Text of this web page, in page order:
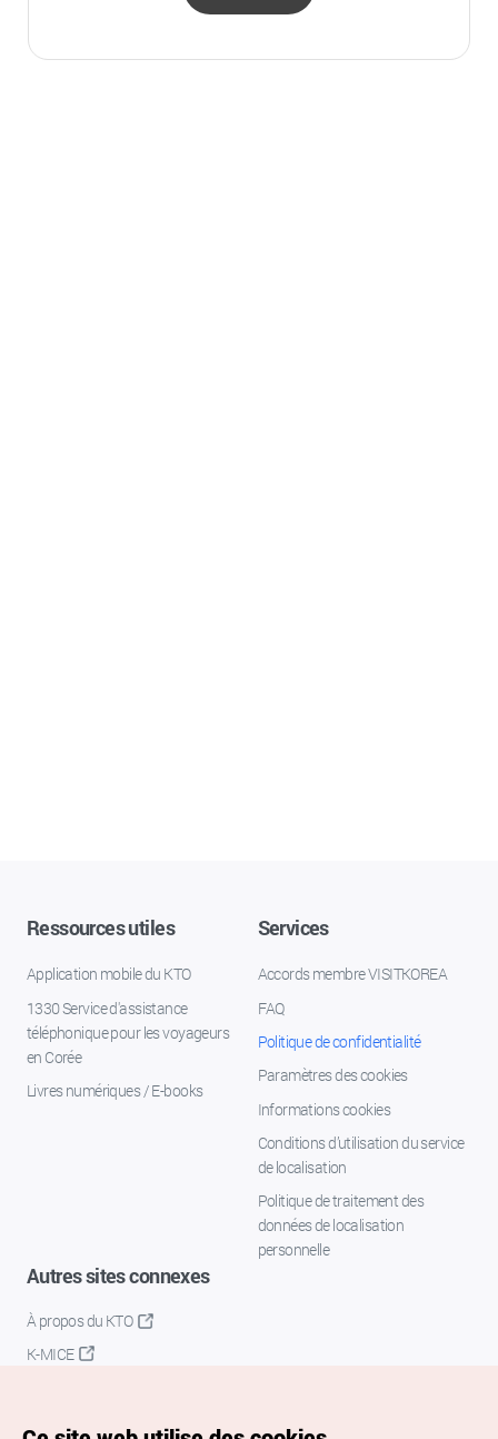
Ressources utiles
Application mobile du KTO
1330 Service d'assistance
téléphonique pour les voyageurs
en Corée
Livres numériques / E-books
Services
Accords membre VISITKOREA
FAQ
Politique de confidentialité
Paramètres des cookies
Informations cookies
Conditions d’utilisation du service
de localisation
Politique de traitement des
données de localisation
personnelle
Autres sites connexes
À propos du KTO
K-MICE